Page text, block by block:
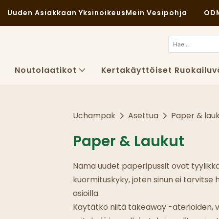
Uuden Asiakkaan YksinoikeusMein Vesipohja
Noutolaatikot Kertakäyttöiset
Uchampak Asettua Paper &
Paper & Laukut
Nämä uudet paperipussit ovat
kuormituskyky, joten sinun ei
asioilla.
Käytätkö niitä takeaway -aterioiden,